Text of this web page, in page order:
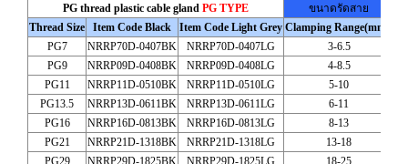
PG thread plastic cable gland PG TYPE
ขนาดรัดสาย
Thread Size
Item Code Black Item Code Light Grey Clamping Range(mm.)
PG7
NRRP70D-0407BK NRRP70D-0407LG
3-6.5
PG9
NRRP09D-0408BK NRRP09D-0408LG
4-8.5
PG11
NRRP11D-0510BK NRRP11D-0510LG
5-10
PG13.5
NRRP13D-0611BK NRRP13D-0611LG
6-11
PG16
NRRP16D-0813BK NRRP16D-0813LG
8-13
PG21
NRRP21D-1318BK NRRP21D-1318LG
13-18
PG29
NRRP29D-1825BK NRRP29D-1825LG
18-25